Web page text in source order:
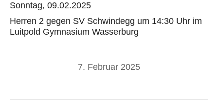
Sonntag, 09.02.2025
Herren 2 gegen SV Schwindegg um 14:30 Uhr im
Luitpold Gymnasium Wasserburg
7. Februar 2025